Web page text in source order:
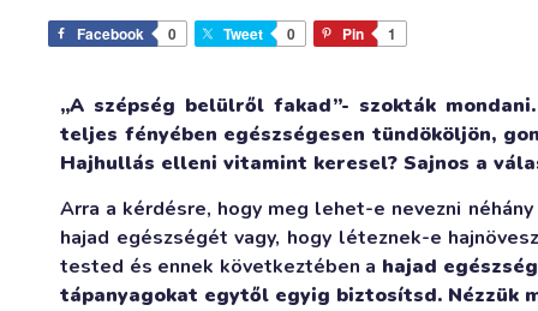
Facebook 0 Tweet 0 Pin 1
„A szépség belülről fakad”- szokták
teljes fényében egészségesen tündököljön,
Hajhullás elleni vitamint keresel? Sajnos a
Arra a kérdésre, hogy meg lehet-e nevezni
hajad egészségét vagy, hogy léteznek-e
tested és ennek következtében a hajad
tápanyagokat egytől egyig biztosítsd. Nézzük